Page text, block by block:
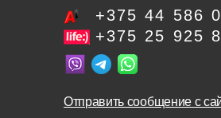
+375 44 586
+375 25 925
Отправить сообщение с